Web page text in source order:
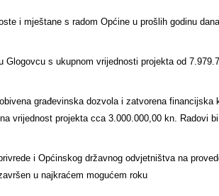
i mještane s radom Općine u prošlih godinu
Glogovcu s ukupnom vrijednosti projekta od
građevinska dozvola i zatvorena
vrijednost projekta cca 3.000.000,00 kn. Radovi
i Općinskog državnog odvjetništva na
u najkraćem mogućem roku